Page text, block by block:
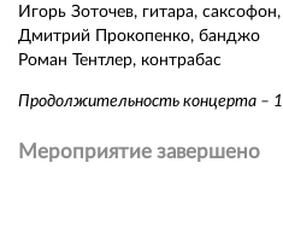
Игорь Зоточев, гитара,
Дмитрий Прокопенко, банджо
Роман Тентлер, контрабас
Продолжительность концерта –
Мероприятие завершено